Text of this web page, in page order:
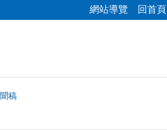
網站導覽 回首頁
稿